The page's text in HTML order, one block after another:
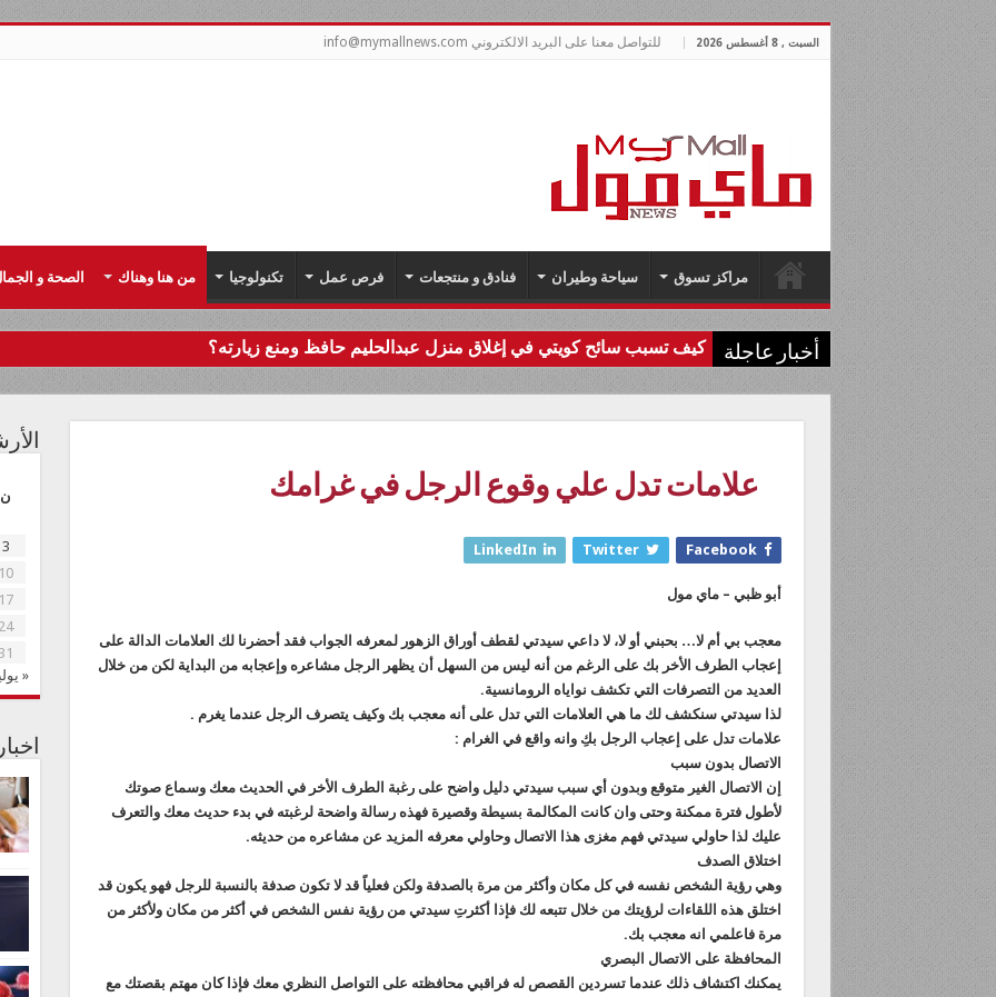
السبت , 8 أغسطس 2026 للتواصل معنا على البريد الالكتروني info@mymallnews.com
مراكز تسوق سياحة وطيران فنادق و منتجعات فرص عمل تكنولوجيا من هنا وهناك الصحة و
أخبار عاجلة كيف تسبب سائح كويتي في إغلاق منزل عبدالحليم حافظ ومنع زيارته؟
علامات تدل علي وقوع الرجل في غرامك
Facebook
Twitter
LinkedIn
أبو ظبي – ماي مول
معجب بي أم لا… بحبني أو لا، لا داعي سيدتي لقطف أوراق الزهور لمعرفه الجواب فقد أحضرنا لك العلامات الدالة على
إعجاب الطرف الأخر بك على الرغم من أنه ليس من السهل أن يظهر الرجل مشاعره وإعجابه من البداية لكن من خلال
العديد من التصرفات التي تكشف نواياه الرومانسية.
لذا سيدتي سنكشف لك ما هي العلامات التي تدل على أنه معجب بك وكيف يتصرف الرجل عندما يغرم .
علامات تدل على إعجاب الرجل بكِ وانه واقع في الغرام :
الاتصال بدون سبب
إن الاتصال الغير متوقع وبدون أي سبب سيدتي دليل واضح على رغبة الطرف الأخر في الحديث معك وسماع صوتك
لأطول فترة ممكنة وحتى وان كانت المكالمة بسيطة وقصيرة فهذه رسالة واضحة لرغبته في بدء حديث معك والتعرف
عليك لذا حاولي سيدتي فهم مغزى هذا الاتصال وحاولي معرفه المزيد عن مشاعره من حديثه.
اختلاق الصدف
وهي رؤية الشخص نفسه في كل مكان وأكثر من مرة بالصدفة ولكن فعلياً قد لا تكون صدفة بالنسبة للرجل فهو يكون قد
اختلق هذه اللقاءات لرؤيتك من خلال تتبعه لك فإذا أكثرتِ سيدتي من رؤية نفس الشخص في أكثر من مكان ولأكثر من
مرة فاعلمي انه معجب بك.
المحافظة على الاتصال البصري
يمكنك اكتشاف ذلك عندما تسردين القصص له فراقبي محافظته على التواصل النظري معك فإذا كان مهتم بقصتك مع
ن
3
10
17
24
«